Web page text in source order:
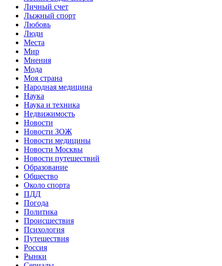
Личный счет
Лыжный спорт
Любовь
Люди
Места
Мир
Мнения
Мода
Моя страна
Народная медицина
Наука
Наука и техника
Недвижимость
Новости
Новости ЗОЖ
Новости медицины
Новости Москвы
Новости путешествий
Образование
Общество
Около спорта
ПДД
Погода
Политика
Происшествия
Психология
Путешествия
Россия
Рынки